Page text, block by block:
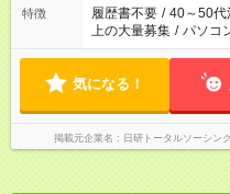
ません
特徴 履歴書不要 / 40～50代
上の大量募集 / パソコ
気になる！
掲載元企業名 日研トータルソーシ